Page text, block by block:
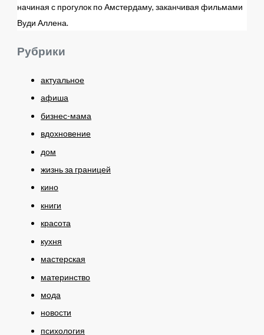
начиная с прогулок по Амстердаму, заканчивая фильмами
Вуди Аллена.
Рубрики
актуальное
афиша
бизнес-мама
вдохновение
дом
жизнь за границей
кино
книги
красота
кухня
мастерская
материнство
мода
новости
психология